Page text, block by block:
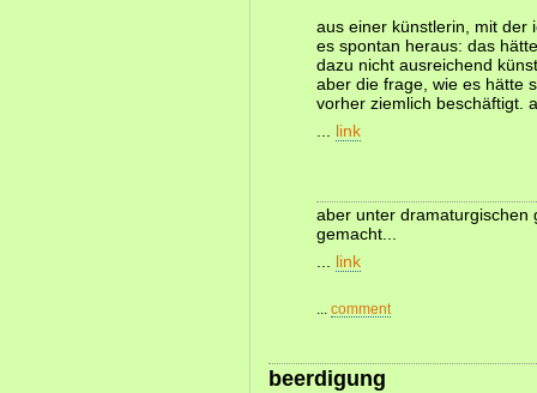
aus einer künstlerin, mit der
es spontan heraus: das
dazu nicht ausreichend
aber die frage, wie es hätte
vorher ziemlich beschäftigt.
link
aber unter dramaturgischen
gemacht...
link
comment
beerdigung